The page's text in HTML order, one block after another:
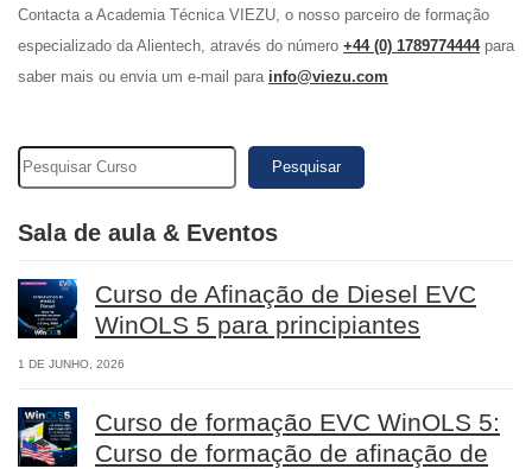
Contacta a Academia Técnica VIEZU, o nosso parceiro de formação
especializado da Alientech, através do número +44 (0) 1789774444para
saber mais ou envia um e-mail para info@viezu.com
Pesquisar
Sala de aula & Eventos
Curso de Afinação de Diesel EVC
WinOLS 5 para principiantes
1 DE JUNHO, 2026
Curso de formação EVC WinOLS 5:
Curso de formação de afinação de